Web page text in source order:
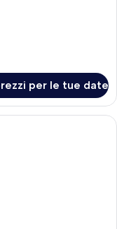
per le tue date
d'albergo con un letto,